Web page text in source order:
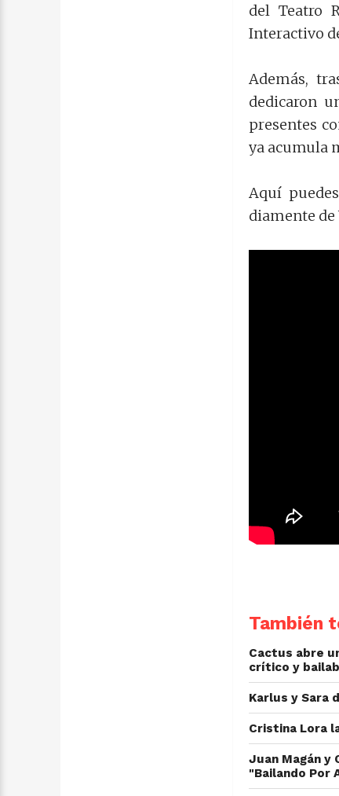
del Teatro
Interactivo
Además,
dedicaron
presentes
ya acumula
Aquí
diamente de
También
Cactus abre
crítico y
Karlus y Sara
Cristina Lora
Juan Magán y
"Bailando Por